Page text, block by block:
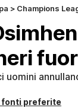
> Champions
uomini
fonti preferite